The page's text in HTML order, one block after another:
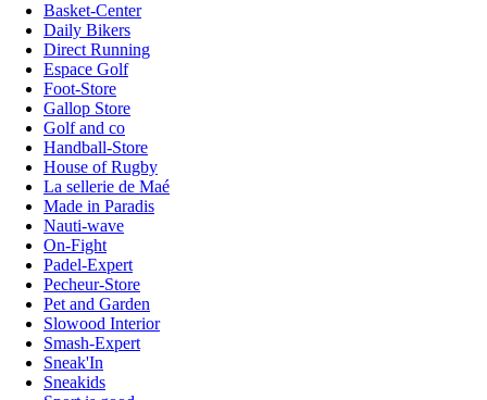
Basket-Center
Daily Bikers
Direct Running
Espace Golf
Foot-Store
Gallop Store
Golf and co
Handball-Store
House of Rugby
La sellerie de Maé
Made in Paradis
Nauti-wave
On-Fight
Padel-Expert
Pecheur-Store
Pet and Garden
Slowood Interior
Smash-Expert
Sneak'In
Sneakids